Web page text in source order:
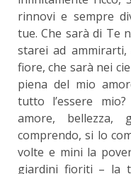
rinnovi e sempre
tue. Che sarà di Te
starei ad
fiore, che sarà nei
piena del mio
tutto l’essere
amore, bellezza,
comprendo, si lo
volte e mini la
giardini fioriti – la